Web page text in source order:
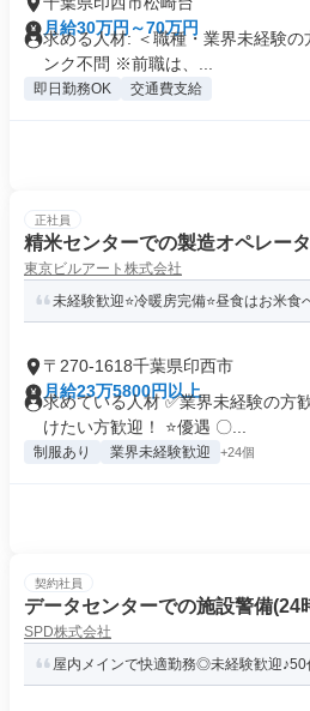
月給30万円～70万円
求める人材: ＜職種・業界未経験
ンク不問 ※前職は、...
即日勤務OK 交通費支給
正社員
精米センターでの製造オペレー
東京ビルアート株式会社
未経験歓迎⭐冷暖房完備⭐昼食はお米食
〒270-1618千葉県印西市
月給23万5800円以上
求めている人材 ✅業界未経験の方
けたい方歓迎！ ⭐優遇 〇...
制服あり 業界未経験歓迎 +24個
契約社員
データセンターでの施設警備(24
SPD株式会社
屋内メインで快適勤務◎未経験歓迎♪50